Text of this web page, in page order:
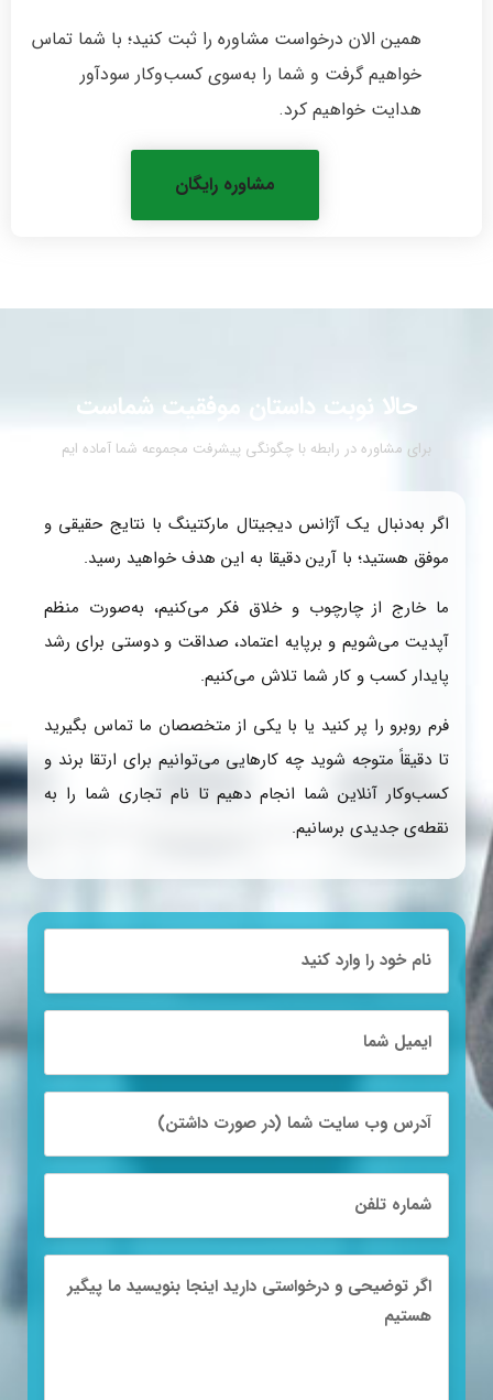
همین الان درخواست مشاوره را ثبت کنید؛ با شما تماس
خواهیم گرفت و شما را به‌سوی کسب‌وکار سودآور
هدایت خواهیم کرد.
مشاوره رایگان
حالا نوبت داستان موفقیت شماست
برای مشاوره در رابطه با چگونگی پیشرفت مجموعه شما آماده ایم
اگر به‌دنبال یک آژانس دیجیتال مارکتینگ با نتایج حقیقی و
موفق هستید؛ با آرین دقیقا به این هدف خواهید رسید.
ما خارج از چارچوب و خلاق فکر می‌کنیم، به‌صورت منظم
آپدیت می‌شویم و برپایه اعتماد، صداقت و دوستی برای رشد
پایدار کسب و کار شما تلاش می‌کنیم.
فرم روبرو را پر کنید یا با یکی از متخصصان ما تماس بگیرید
تا دقیقاً متوجه شوید چه کارهایی می‌توانیم برای ارتقا برند و
کسب‌وکار آنلاین شما انجام دهیم تا نام تجاری شما را به
نقطه‌ی جدیدی برسانیم.